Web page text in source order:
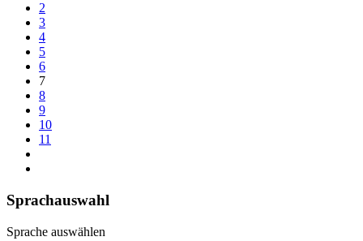
2
3
4
5
6
7
8
9
10
11
Sprachauswahl
Sprache auswählen